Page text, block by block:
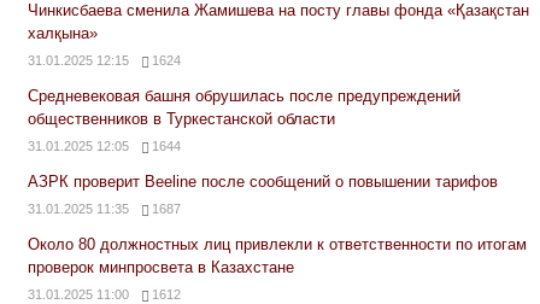
Чинкисбаева сменила Жамишева на посту главы фонда «Қазақстан
халқына»
31.01.2025 12:15 1624
Средневековая башня обрушилась после предупреждений
общественников в Туркестанской области
31.01.2025 12:05 1644
АЗРК проверит Beeline после сообщений о повышении тарифов
31.01.2025 11:35 1687
Около 80 должностных лиц привлекли к ответственности по итогам
проверок минпросвета в Казахстане
31.01.2025 11:00 1612